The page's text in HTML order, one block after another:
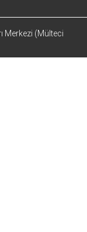
Merkezi (Mülteci